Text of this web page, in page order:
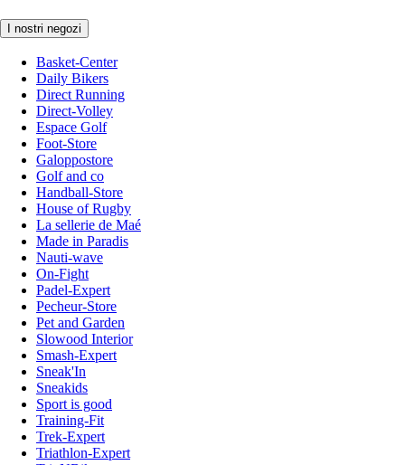
I nostri negozi
Basket-Center
Daily Bikers
Direct Running
Direct-Volley
Espace Golf
Foot-Store
Galoppostore
Golf and co
Handball-Store
House of Rugby
La sellerie de Maé
Made in Paradis
Nauti-wave
On-Fight
Padel-Expert
Pecheur-Store
Pet and Garden
Slowood Interior
Smash-Expert
Sneak'In
Sneakids
Sport is good
Training-Fit
Trek-Expert
Triathlon-Expert